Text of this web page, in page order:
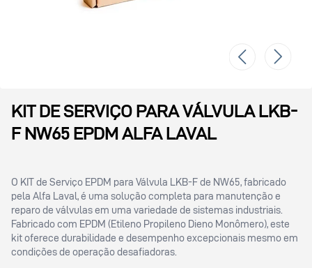
KIT DE SERVIÇO PARA VÁLVULA LKB-
F NW65 EPDM ALFA LAVAL
O KIT de Serviço EPDM para Válvula LKB-F de NW65, fabricado
pela Alfa Laval, é uma solução completa para manutenção e
reparo de válvulas em uma variedade de sistemas industriais.
Fabricado com EPDM (Etileno Propileno Dieno Monômero), este
kit oferece durabilidade e desempenho excepcionais mesmo em
condições de operação desafiadoras.